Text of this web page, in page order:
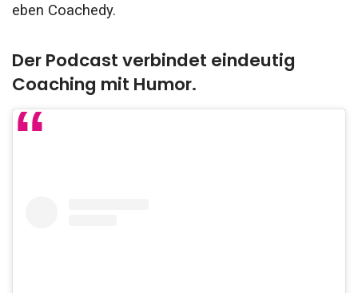
eben Coachedy.
Der Podcast verbindet eindeutig
Coaching mit Humor.